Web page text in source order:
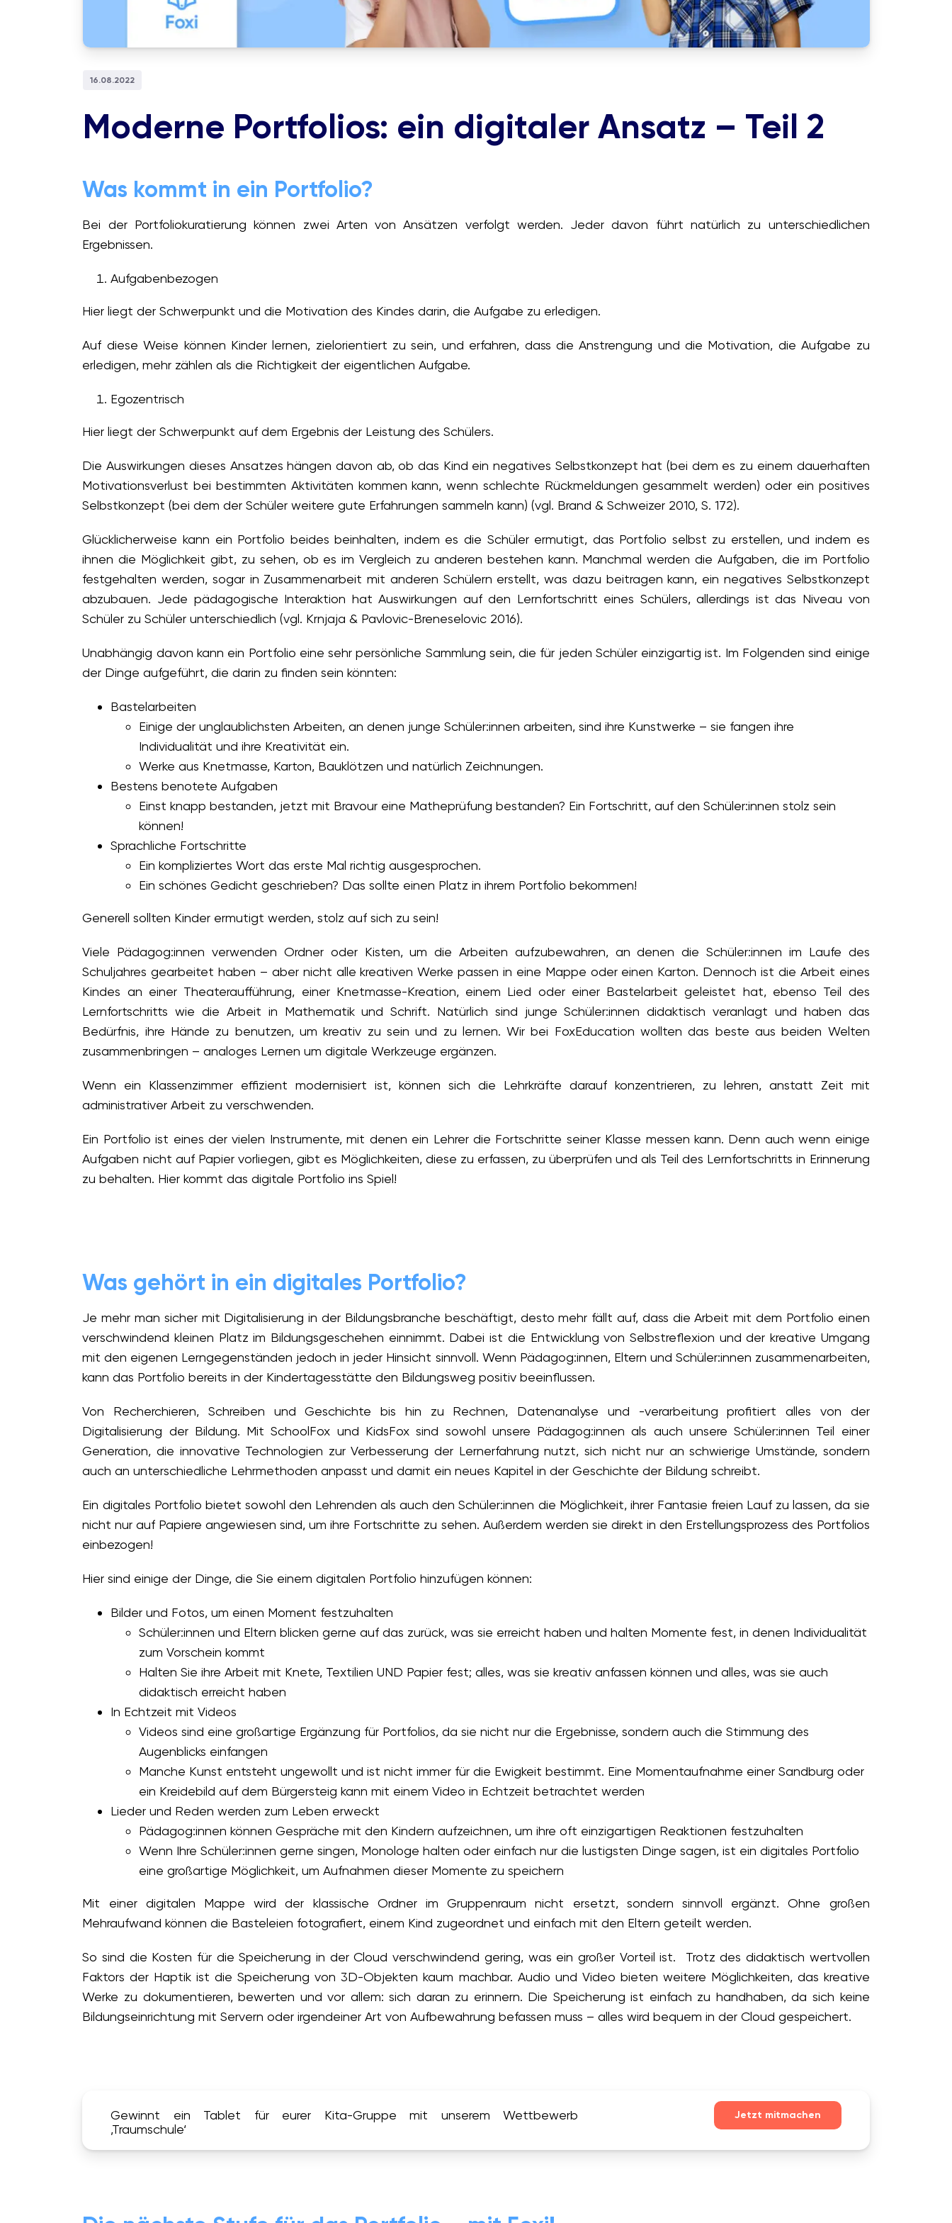
16.08.2022
Moderne Portfolios: ein digitaler Ansatz – Teil 2
Was kommt in ein Portfolio?
Bei der Portfoliokuratierung können zwei Arten von Ansätzen verfolgt werden. Jeder davon führt natürlich zu unterschiedlichen
Ergebnissen.
Aufgabenbezogen
Hier liegt der Schwerpunkt und die Motivation des Kindes darin, die Aufgabe zu erledigen.
Auf diese Weise können Kinder lernen, zielorientiert zu sein, und erfahren, dass die Anstrengung und die Motivation, die Aufgabe zu
erledigen, mehr zählen als die Richtigkeit der eigentlichen Aufgabe.
Egozentrisch
Hier liegt der Schwerpunkt auf dem Ergebnis der Leistung des Schülers.
Die Auswirkungen dieses Ansatzes hängen davon ab, ob das Kind ein negatives Selbstkonzept hat (bei dem es zu einem dauerhaften
Motivationsverlust bei bestimmten Aktivitäten kommen kann, wenn schlechte Rückmeldungen gesammelt werden) oder ein positives
Selbstkonzept (bei dem der Schüler weitere gute Erfahrungen sammeln kann) (vgl. Brand & Schweizer 2010, S. 172).
Glücklicherweise kann ein Portfolio beides beinhalten, indem es die Schüler ermutigt, das Portfolio selbst zu erstellen, und indem es
ihnen die Möglichkeit gibt, zu sehen, ob es im Vergleich zu anderen bestehen kann. Manchmal werden die Aufgaben, die im Portfolio
festgehalten werden, sogar in Zusammenarbeit mit anderen Schülern erstellt, was dazu beitragen kann, ein negatives Selbstkonzept
abzubauen. Jede pädagogische Interaktion hat Auswirkungen auf den Lernfortschritt eines Schülers, allerdings ist das Niveau von
Schüler zu Schüler unterschiedlich (vgl. Krnjaja & Pavlovic-Breneselovic 2016).
Unabhängig davon kann ein Portfolio eine sehr persönliche Sammlung sein, die für jeden Schüler einzigartig ist. Im Folgenden sind einige
der Dinge aufgeführt, die darin zu finden sein könnten:
Bastelarbeiten
Einige der unglaublichsten Arbeiten, an denen junge Schüler:innen arbeiten, sind ihre Kunstwerke – sie fangen ihre
Individualität und ihre Kreativität ein.
Werke aus Knetmasse, Karton, Bauklötzen und natürlich Zeichnungen.
Bestens benotete Aufgaben
Einst knapp bestanden, jetzt mit Bravour eine Matheprüfung bestanden? Ein Fortschritt, auf den Schüler:innen stolz sein
können!
Sprachliche Fortschritte
Ein kompliziertes Wort das erste Mal richtig ausgesprochen.
Ein schönes Gedicht geschrieben? Das sollte einen Platz in ihrem Portfolio bekommen!
Generell sollten Kinder ermutigt werden, stolz auf sich zu sein!
Viele Pädagog:innen verwenden Ordner oder Kisten, um die Arbeiten aufzubewahren, an denen die Schüler:innen im Laufe des
Schuljahres gearbeitet haben – aber nicht alle kreativen Werke passen in eine Mappe oder einen Karton. Dennoch ist die Arbeit eines
Kindes an einer Theateraufführung, einer Knetmasse-Kreation, einem Lied oder einer Bastelarbeit geleistet hat, ebenso Teil des
Lernfortschritts wie die Arbeit in Mathematik und Schrift. Natürlich sind junge Schüler:innen didaktisch veranlagt und haben das
Bedürfnis, ihre Hände zu benutzen, um kreativ zu sein und zu lernen. Wir bei FoxEducation wollten das beste aus beiden Welten
zusammenbringen – analoges Lernen um digitale Werkzeuge ergänzen.
Wenn ein Klassenzimmer effizient modernisiert ist, können sich die Lehrkräfte darauf konzentrieren, zu lehren, anstatt Zeit mit
administrativer Arbeit zu verschwenden.
Ein Portfolio ist eines der vielen Instrumente, mit denen ein Lehrer die Fortschritte seiner Klasse messen kann. Denn auch wenn einige
Aufgaben nicht auf Papier vorliegen, gibt es Möglichkeiten, diese zu erfassen, zu überprüfen und als Teil des Lernfortschritts in Erinnerung
zu behalten. Hier kommt das digitale Portfolio ins Spiel!
Was gehört in ein digitales Portfolio?
Je mehr man sicher mit Digitalisierung in der Bildungsbranche beschäftigt, desto mehr fällt auf, dass die Arbeit mit dem Portfolio einen
verschwindend kleinen Platz im Bildungsgeschehen einnimmt. Dabei ist die Entwicklung von Selbstreflexion und der kreative Umgang
mit den eigenen Lerngegenständen jedoch in jeder Hinsicht sinnvoll. Wenn Pädagog:innen, Eltern und Schüler:innen zusammenarbeiten,
kann das Portfolio bereits in der Kindertagesstätte den Bildungsweg positiv beeinflussen.
Von Recherchieren, Schreiben und Geschichte bis hin zu Rechnen, Datenanalyse und -verarbeitung profitiert alles von der
Digitalisierung der Bildung. Mit SchoolFox und KidsFox sind sowohl unsere Pädagog:innen als auch unsere Schüler:innen Teil einer
Generation, die innovative Technologien zur Verbesserung der Lernerfahrung nutzt, sich nicht nur an schwierige Umstände, sondern
auch an unterschiedliche Lehrmethoden anpasst und damit ein neues Kapitel in der Geschichte der Bildung schreibt.
Ein digitales Portfolio bietet sowohl den Lehrenden als auch den Schüler:innen die Möglichkeit, ihrer Fantasie freien Lauf zu lassen, da sie
nicht nur auf Papiere angewiesen sind, um ihre Fortschritte zu sehen. Außerdem werden sie direkt in den Erstellungsprozess des Portfolios
einbezogen!
Hier sind einige der Dinge, die Sie einem digitalen Portfolio hinzufügen können:
Bilder und Fotos, um einen Moment festzuhalten
Schüler:innen und Eltern blicken gerne auf das zurück, was sie erreicht haben und halten Momente fest, in denen Individualität
zum Vorschein kommt
Halten Sie ihre Arbeit mit Knete, Textilien UND Papier fest; alles, was sie kreativ anfassen können und alles, was sie auch
didaktisch erreicht haben
In Echtzeit mit Videos
Videos sind eine großartige Ergänzung für Portfolios, da sie nicht nur die Ergebnisse, sondern auch die Stimmung des
Augenblicks einfangen
Manche Kunst entsteht ungewollt und ist nicht immer für die Ewigkeit bestimmt. Eine Momentaufnahme einer Sandburg oder
ein Kreidebild auf dem Bürgersteig kann mit einem Video in Echtzeit betrachtet werden
Lieder und Reden werden zum Leben erweckt
Pädagog:innen können Gespräche mit den Kindern aufzeichnen, um ihre oft einzigartigen Reaktionen festzuhalten
Wenn Ihre Schüler:innen gerne singen, Monologe halten oder einfach nur die lustigsten Dinge sagen, ist ein digitales Portfolio
eine großartige Möglichkeit, um Aufnahmen dieser Momente zu speichern
Mit einer digitalen Mappe wird der klassische Ordner im Gruppenraum nicht ersetzt, sondern sinnvoll ergänzt. Ohne großen
Mehraufwand können die Basteleien fotografiert, einem Kind zugeordnet und einfach mit den Eltern geteilt werden.
So sind die Kosten für die Speicherung in der Cloud verschwindend gering, was ein großer Vorteil ist. Trotz des didaktisch wertvollen
Faktors der Haptik ist die Speicherung von 3D-Objekten kaum machbar. Audio und Video bieten weitere Möglichkeiten, das kreative
Werke zu dokumentieren, bewerten und vor allem: sich daran zu erinnern. Die Speicherung ist einfach zu handhaben, da sich keine
Bildungseinrichtung mit Servern oder irgendeiner Art von Aufbewahrung befassen muss – alles wird bequem in der Cloud gespeichert.
Gewinnt ein Tablet für eurer Kita-Gruppe
mit unserem Wettbewerb
‚Traumschule‘
Jetzt mitmachen